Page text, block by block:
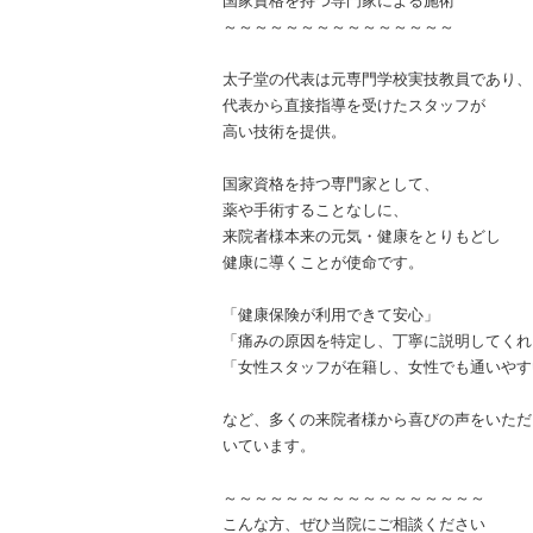
～～～～～～～～～～～～～～～
太子堂の代表は元専門学校実技教員であり、
代表から直接指導を受けたスタッフが
高い技術を提供。
国家資格を持つ専門家として、
薬や手術することなしに、
来院者様本来の元気・健康をとりもどし
健康に導くことが使命です。
「健康保険が利用できて安心」
「痛みの原因を特定し、丁寧に説明してくれ
「女性スタッフが在籍し、女性でも通いやす
など、多くの来院者様から喜びの声をいただ
いています。
～～～～～～～～～～～～～～～～～
こんな方、ぜひ当院にご相談ください